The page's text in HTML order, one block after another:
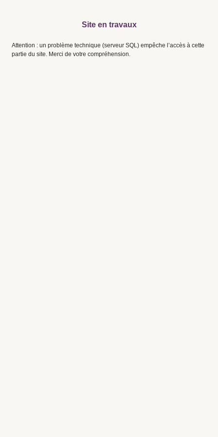
Site en travaux
Attention : un problème technique (serveur SQL) empêche l’accès à cette
partie du site. Merci de votre compréhension.